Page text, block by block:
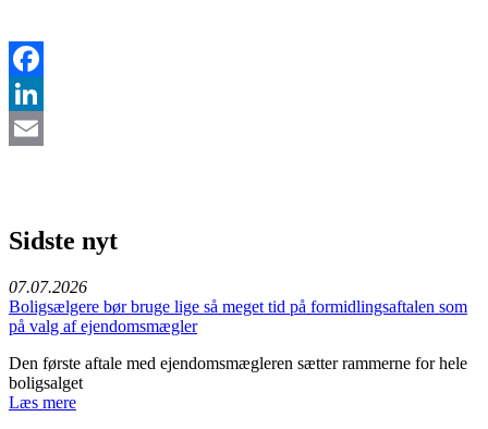
Facebook
LinkedIn
Sidste nyt
07.07.2026
Boligsælgere bør bruge lige så meget tid på formidlingsaftalen som
på valg af ejendomsmægler
Den første aftale med ejendomsmægleren sætter rammerne for hele
boligsalget
Læs mere